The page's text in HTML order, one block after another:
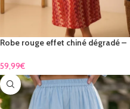
Robe rouge effet chiné dégradé –
59,99€